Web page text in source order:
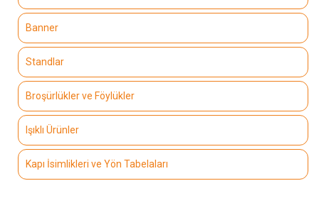
Banner
Standlar
Broşürlükler ve Föylükler
Işıklı Ürünler
Kapı İsimlikleri ve Yön Tabelaları